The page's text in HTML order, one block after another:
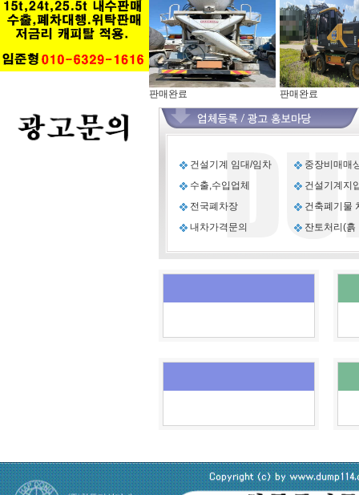
판매완료 판매완료
건설기계 임대/임차
중장비매매
수출,수입업체
건설기계지
전국폐차장
건축폐기물
내차가격문의
잔토처리(흙